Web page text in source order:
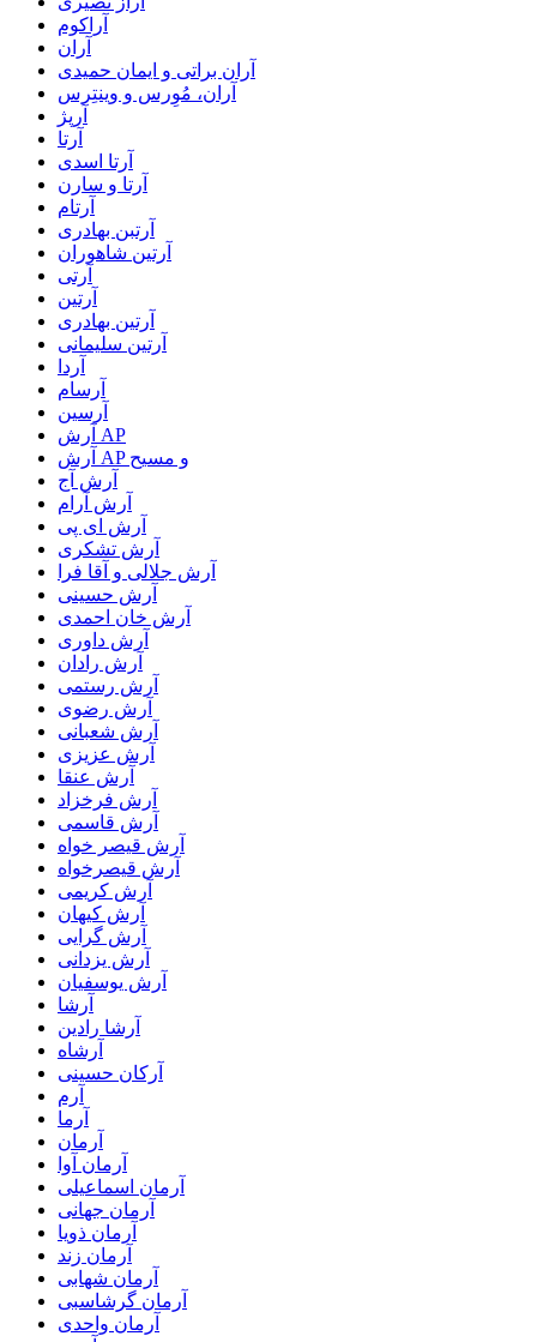
آراکوم
آران
آران براتی و ایمان حمیدی
آران، مُوِرس و وینتِرس
آرپژ
آرتا
آرتا اسدی
آرتا و سارن
آرتام
آرتبن بهادری
آرتين شاهوران
آرتی
آرتین
آرتین بهادری
آرتین سلیمانی
آردا
آرسام
آرسین
آرش AP
آرش AP و مسیح
آرش آج
آرش آرام
آرش ای پی
آرش تشکری
آرش جلالی و آقا فرا
آرش حسینی
آرش خان احمدی
آرش داوری
آرش رادان
آرش رستمى
آرش رضوی
آرش شعبانی
آرش عزیزی
آرش عنقا
آرش فرخزاد
آرش قاسمی
آرش قیصر خواه
آرش قیصرخواه
آرش کریمی
آرش کیهان
آرش گرایی
آرش یزدانی
آرش یوسفیان
آرشا
آرشا رادین
آرشاه
آرکان حسینی
آرم
آرما
آرمان
آرمان آوا
آرمان اسماعیلی
آرمان جهانی
آرمان ذویا
آرمان زند
آرمان شهابی
آرمان گرشاسبی
آرمان واحدی